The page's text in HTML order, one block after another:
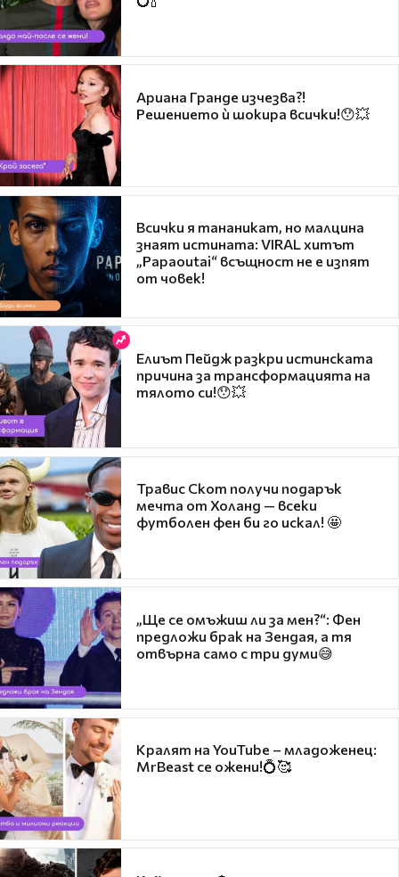
Ариана Гранде изчезва?!
Решението ѝ шокира всички!😯💥
Всички я тананикат, но малцина
знаят истината: VIRAL хитът
„Papaoutai“ всъщност не е изпят
от човек!
Елиът Пейдж разкри истинската
причина за трансформацията на
тялото си!😯💥
Травис Скот получи подарък
мечта от Холанд — всеки
футболен фен би го искал! 🤩
„Ще се омъжиш ли за мен?“: Фен
предложи брак на Зендая, а тя
отвърна само с три думи😅
Кралят на YouTube – младоженец:
MrBeast се ожени!💍🥰